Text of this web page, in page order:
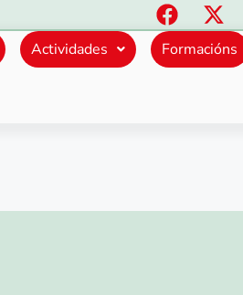
Actividades Formacións